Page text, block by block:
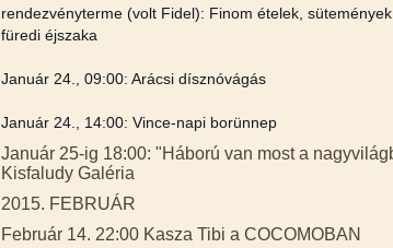
rendezvényterme (volt Fidel): Finom ételek,
füredi éjszaka
Január 24., 09:00: Arácsi dísznóvágás
Január 24., 14:00: Vince-napi borünnep
Január 25-ig 18:00: "Háború van most a
Kisfaludy Galéria
2015. FEBRUÁR
Február 14. 22:00 Kasza Tibi a COCOMOBAN